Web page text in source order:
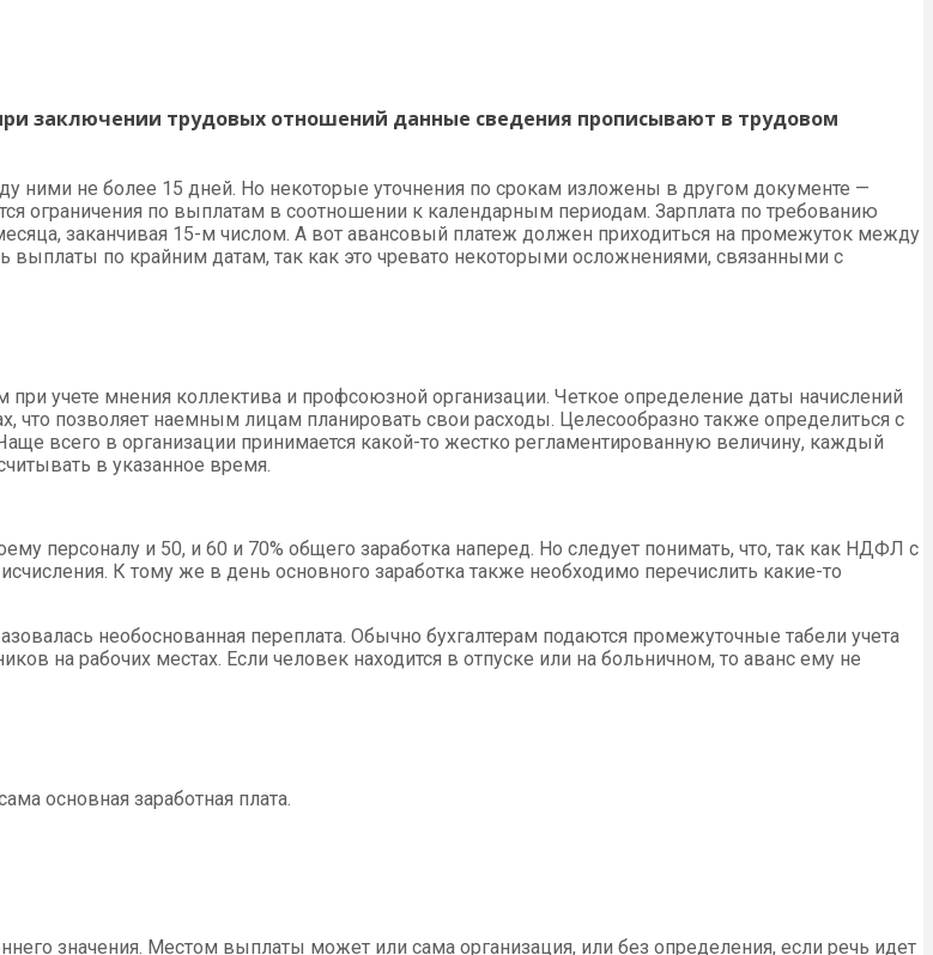
заключении трудовых отношений данные сведения прописывают в трудовом
ними не более 15 дней. Но некоторые уточнения по срокам изложены в другом документе —
ограничения по выплатам в соотношении к календарным периодам. Зарплата по требованию
заканчивая 15-м числом. А вот авансовый платеж должен приходиться на промежуток между
по крайним датам, так как это чревато некоторыми осложнениями, связанными с
учете мнения коллектива и профсоюзной организации. Четкое определение даты начислений
что позволяет наемным лицам планировать свои расходы. Целесообразно также определиться с
всего в организации принимается какой-то жестко регламентированную величину, каждый
в указанное время.
персоналу и 50, и 60 и 70% общего заработка наперед. Но следует понимать, что, так как НДФЛ с
К тому же в день основного заработка также необходимо перечислить какие-то
необоснованная переплата. Обычно бухгалтерам подаются промежуточные табели учета
на рабочих местах. Если человек находится в отпуске или на больничном, то аванс ему не
основная заработная плата.
значения. Местом выплаты может или сама организация, или без определения, если речь идет